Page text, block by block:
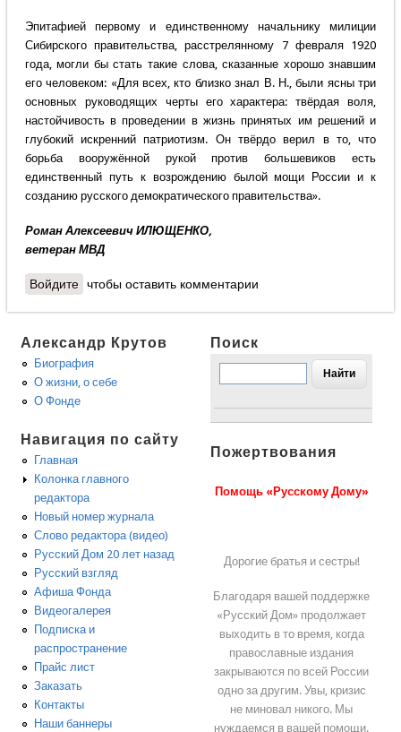
Эпитафией первому и единственному начальнику милиции
Сибирского правительства, расстрелянному 7 февраля 1920
года, могли бы стать такие слова, сказанные хорошо знавшим
его человеком: «Для всех, кто близко знал В. Н., были ясны три
основных руководящих черты его характера: твёрдая воля,
настойчивость в проведении в жизнь принятых им решений и
глубокий искренний патриотизм. Он твёрдо верил в то, что
борьба вооружённой рукой против большевиков есть
единственный путь к возрождению былой мощи России и к
созданию русского демократического правительства».
Роман Алексеевич ИЛЮЩЕНКО,
ветеран МВД
Войдите чтобы оставить комментарии
Александр Крутов
Биография
О жизни, о себе
О Фонде
Навигация по сайту
Главная
Колонка главного
редактора
Новый номер журнала
Слово редактора (видео)
Русский Дом 20 лет назад
Русский взгляд
Афиша Фонда
Видеогалерея
Подписка и
распространение
Прайс лист
Заказать
Контакты
Наши баннеры
Поиск
Пожертвования
Помощь «Русскому Дому»
Дорогие братья и сестры!
Благодаря вашей поддержке
«Русский Дом» продолжает
выходить в то время, когда
православные издания
закрываются по всей России
одно за другим. Увы, кризис
не миновал никого. Мы
нуждаемся в вашей помощи.